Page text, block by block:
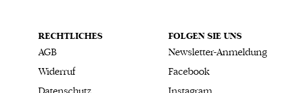
RECHTLICHES
AGB
Widerruf
FOLGEN SIE UNS
Newsletter-Anmeldung
Facebook